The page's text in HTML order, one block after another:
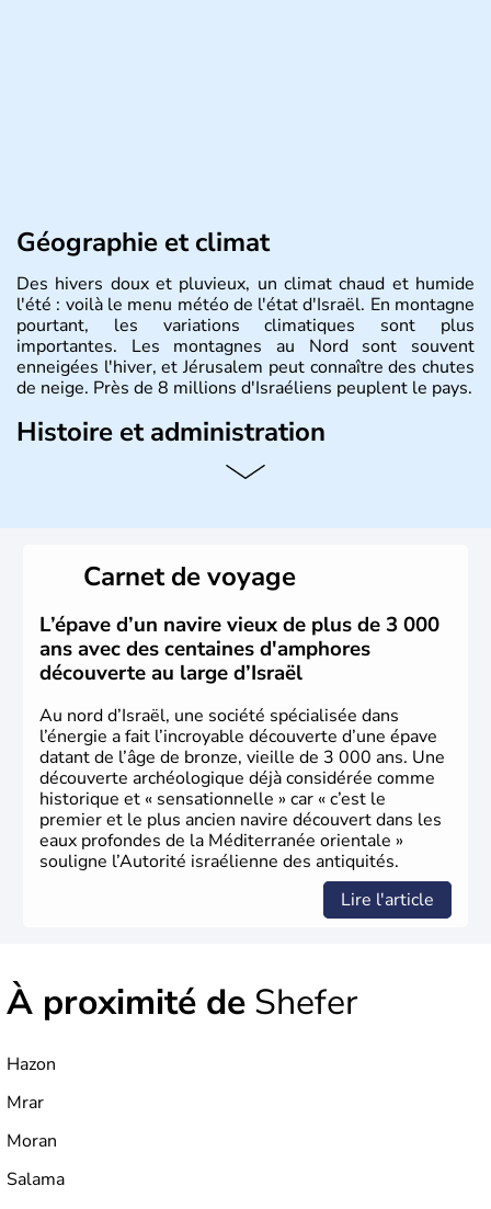
Géographie et climat
Des hivers doux et pluvieux, un climat chaud et humide
l'été : voilà le menu météo de l'état d'Israël. En montagne
pourtant, les variations climatiques sont plus
importantes. Les montagnes au Nord sont souvent
enneigées l'hiver, et Jérusalem peut connaître des chutes
de neige. Près de 8 millions d'Israéliens peuplent le pays.
Histoire et administration
L'Israël est un état de la partie est de la Méditerranée,
vrai essor économique dans le domaine des nouvelles
Carnet de voyage
L’épave d’un navire vieux de plus de 3 000
ans avec des centaines d'amphores
découverte au large d’Israël
Au nord d’Israël, une société spécialisée dans
l’énergie a fait l’incroyable découverte d’une épave
datant de l’âge de bronze, vieille de 3 000 ans. Une
découverte archéologique déjà considérée comme
historique et « sensationnelle » car « c’est le
premier et le plus ancien navire découvert dans les
eaux profondes de la Méditerranée orientale »
souligne l’Autorité israélienne des antiquités.
Lire l'article
À proximité de Shefer
Hazon
Mrar
Moran
Salama